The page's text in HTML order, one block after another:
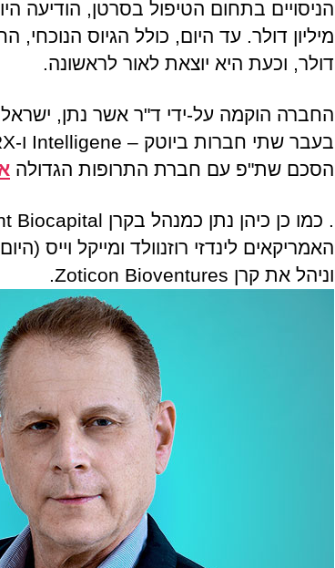
דולר, וכעת היא יוצאת לאור לראשונה.
החברה הוקמה על-ידי ד"ר אשר נתן,
הסכם שת"פ עם חברת התרופות הגדולה
וניהל את קרן Zoticon Bioventures.